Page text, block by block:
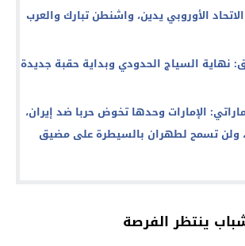
الأوروبي يدين، واشنطن تبارك والعرب
نهاية السياج الحدودي وبداية حقبة جديدة
الإمارات وحدها تخوض حربا ضد إيران،
ولن تسمح لطهران بالسيطرة على مضيق
ينتظر الفرصة